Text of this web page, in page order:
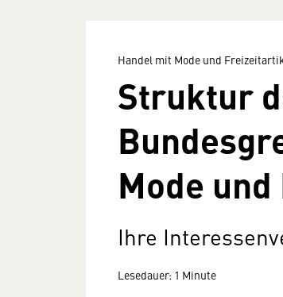
Handel mit Mode und
Struktur
Mode
Ihre
Lesedauer: 1 Minute